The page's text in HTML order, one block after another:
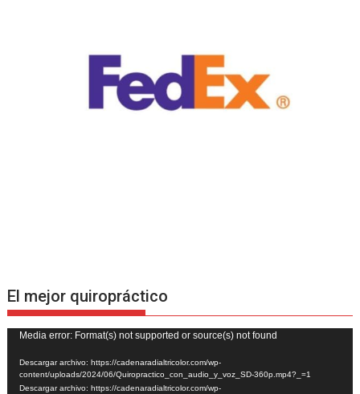
El mejor quiropráctico
Reproductor
de
vídeo
Media error: Format(s) not supported or source(s) not found
Descargar archivo: https://cadenaradialtricolor.com/wp-
content/uploads/2024/06/Quiropractico_con_audio_y_voz_SD-360p.mp4?_=1
Descargar archivo: https://cadenaradialtricolor.com/wp-